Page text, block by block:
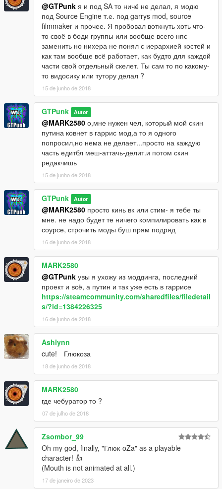
@GTPunk я и под SA то ничё не делал, я модю
под Source Engine т.е. под garrys mod, source
filmmaker и прочее. Я пробовал воткнуть хоть что-
то своё в боди группы или вообще всего нпс
заменить но нихера не понял с иерархией костей и
как там вообще всё работает, как будто для каждой
части свой отдельный скелет. Ты сам то по какому-
то видосику или тутору делал ?
15 de junho de 2018
GTPunk Autor
@MARK2580 о,мне нужен чел, который мой скин
путина ковнет в гаррис мод,а то я одного
попросил,но нема не делает...просто на каждую
часть едитбл меш-аттачь-делит.и потом скин
редакчишь
15 de junho de 2018
GTPunk Autor
@MARK2580 просто кинь вк или стим- я тебе ты
мне. не надо будет те ничего компилировать как в
соурсе, строчить моды буш прям подряд
16 de junho de 2018
MARK2580
@GTPunk увы я ухожу из моддинга, последний
проект и всё, а путин и так уже есть в гаррисе
https://steamcommunity.com/sharedfiles/filedetail
s/?id=1384226325
16 de junho de 2018
Ashlynn
cute! Глюкоза
18 de junho de 2018
MARK2580
где чебуратор то ?
07 de julho de 2018
Zsombor_99
Oh my god, finally, "Глюк-oZa" as a playable
character! 👍
(Mouth is not animated at all.)
17 de janeiro de 2023